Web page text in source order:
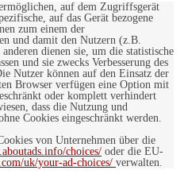
auf dem Zugriffsgerät
auf das Gerät bezogene
zum einem der
und damit den Nutzern (z.B.
dienen sie, um die statistische
und sie zwecks Verbesserung des
Nutzer können auf den Einsatz der
Browser verfügen eine Option mit
oder komplett verhindert
dass die Nutzung und
Cookies eingeschränkt werden.
von Unternehmen über die
choices/ oder die EU-
uk/your-ad-choices/ verwalten.